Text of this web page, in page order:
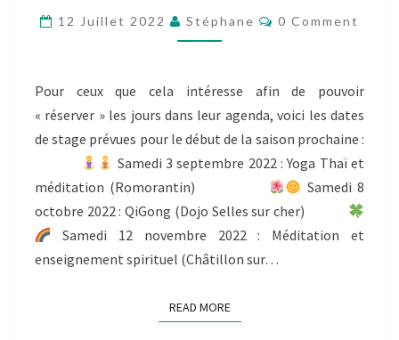
DE
SAISON
12 Juillet 2022 Stéphane Comments
0 Comment
Pour ceux que cela intéresse afin de pouvoir
« réserver » les jours dans leur agenda, voici les dates
de stage prévues pour le début de la saison prochaine :
Samedi 3 septembre 2022 : Yoga Thaï et
méditation (Romorantin)
Samedi 8
octobre 2022 : QiGong (Dojo Selles sur cher)
Samedi 12 novembre 2022 : Méditation et
enseignement spirituel (Châtillon sur…
READ MOREREAD MORE